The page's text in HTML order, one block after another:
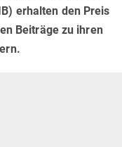
erhalten den Preis
Beiträge zu ihren